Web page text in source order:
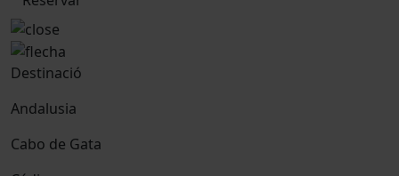
Destinació
Andalusia
Cabo de Gata